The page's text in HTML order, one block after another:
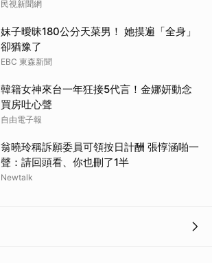
民視新聞網
妹子曖昧180公分天菜男！ 她摸遍「全身」
卻猶豫了
EBC 東森新聞
韓籍女神來台一年狂接5代言！金娜妍動念
買房吐心聲
自由電子報
翁曉玲稱訴願委員可領按日計酬 張惇涵啪一
聲：請回頭看、你也刪了1半
Newtalk